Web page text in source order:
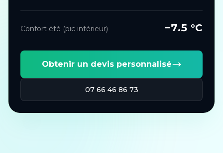
Confort été (pic intérieur) −7.5 °C
Obtenir un devis personnalisé
07 66 46 86 73